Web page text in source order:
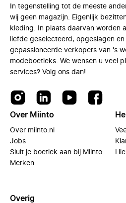
In tegenstelling tot de meeste
wij geen magazijn. Eigenlijk
kleding. In plaats daarvan worden
liefde geselecteerd, opgeslagen
gepassioneerde verkopers van 's
modeboetieks. We wensen u veel
services? Volg ons dan!
Over Miinto
Over miinto.nl
Jobs
Sluit je boetiek aan bij Miinto
Merken
Overig